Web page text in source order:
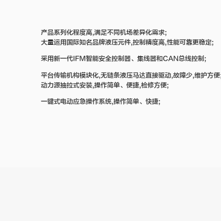
产品系列化程度高,满足不同机场差异化需求;
大量运用国际知名品牌液压元件,控制精度高,性能可靠更稳定;
采用新一代IFM智能安全控制器、集线器和CAN总线控制;
平台传输机构模块化,无链条液压马达直接驱动,故障少,维护方
动力源抽拉式安装,操作简单、便捷,检修方便;
一键式电动应急操作系统,操作简单、快捷;